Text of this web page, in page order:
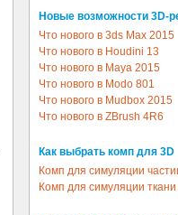
Новые возможности 3D-
Что нового в 3ds Max 2015
Что нового в Houdini 13
Что нового в Maya 2015
Что нового в Modo 801
Что нового в Mudbox 2015
Что нового в ZBrush 4R6
Как выбрать комп для 3D
Комп для симуляции
Комп для симуляции